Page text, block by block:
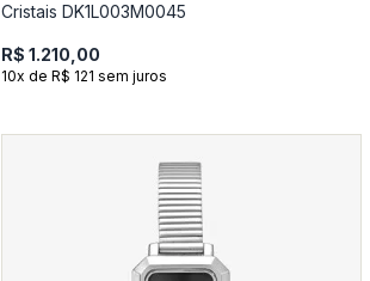
Cristais DK1L003M0045
R$ 1.210,00
10x de R$ 121 sem juros